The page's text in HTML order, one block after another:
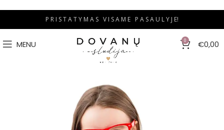
P R I S T A T Y M A S V I S A M E P A S A U L Y J E!
MENU 0 €0,00